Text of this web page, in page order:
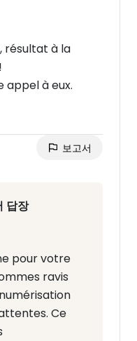
résultat à la
appel à eux.
보고서
답장
pour votre
ravis
Ce